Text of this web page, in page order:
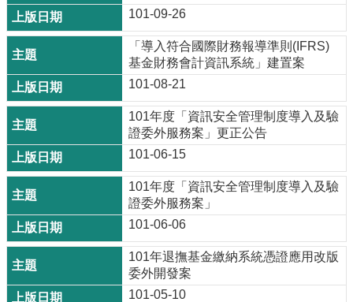
101-09-26
「導入符合國際財務報導準則(IFRS)
基金財務會計資訊系統」建置案
101-08-21
101年度「資訊安全管理制度導入及驗
證委外服務案」更正公告
101-06-15
101年度「資訊安全管理制度導入及驗
證委外服務案」
101-06-06
101年退撫基金繳納系統憑證應用改版
委外開發案
101-05-10